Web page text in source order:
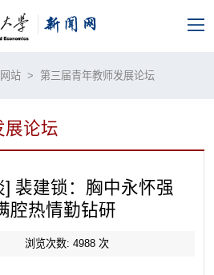
站 > 第三届青年教师发展论坛
展论坛
] 裴建锁：胸中永怀强
腔热情勤钻研
浏览次数: 4988次